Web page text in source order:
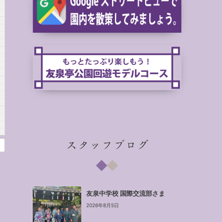
スタッフブログ
友泉中学校 国際交流部さま
2026年8月5日